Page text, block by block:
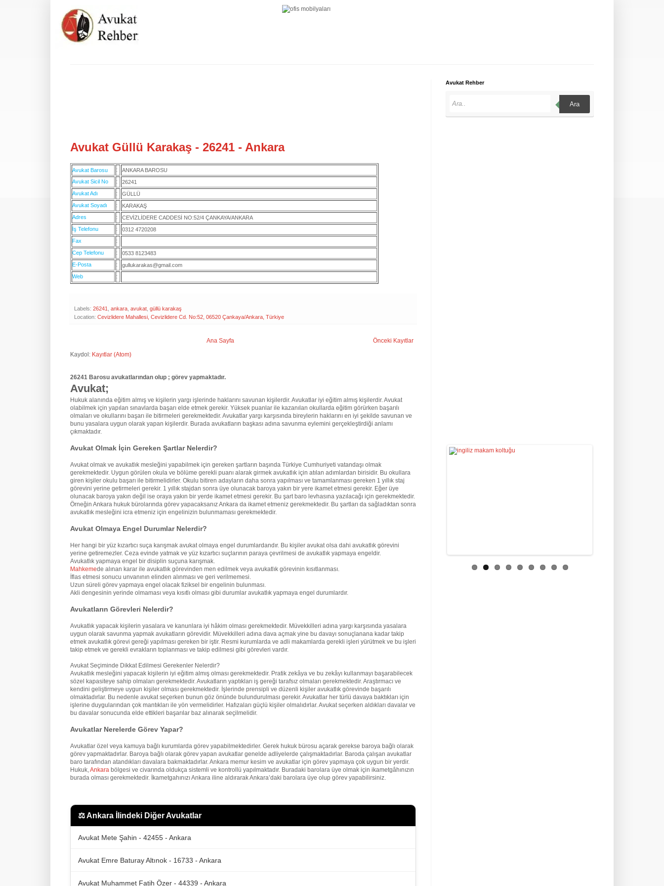
Avukat Güllü Karakaş - 26241 - Ankara
Avukat Barosu :
ANKARA BAROSU
Avukat Sicil No
:
26241
Avukat Adı
:
GÜLLÜ
Avukat Soyadı
:
KARAKAŞ
Adres
:
CEVİZLİDERE CADDESİ NO:52/4 ÇANKAYA/ANKARA
İş Telefonu
:
0312 4720208
Fax
:
Cep Telefonu
:
0533 8123483
E-Posta
:
gullukarakas@gmail.com
Web
:
Labels: 26241 ankara avukat güllü karakaş
Location: Cevizlidere Mahallesi, Cevizlidere Cd. No:52, 06520 Çankaya/Ankara, Türkiye
Önceki Kayıtlar
Ana Sayfa
Kaydol: Kayıtlar (Atom)
26241 Barosu avukatlarından olup ; görev yapmaktadır.
Avukat;
Hukuk alanında eğitim almış ve kişilerin yargı işlerinde haklarını savunan kişilerdir. Avukatlar iyi eğitim almış kişilerdir. Avukat
olabilmek için yapılan sınavlarda başarı elde etmek gerekir. Yüksek puanlar ile kazanılan okullarda eğitim görürken başarılı
olmaları ve okullarını başarı ile bitirmeleri gerekmektedir. Avukatlar yargı karşısında bireylerin haklarını en iyi şekilde savunan ve
bunu yasalara uygun olarak yapan kişilerdir. Burada avukatların başkası adına savunma eylemini gerçekleştirdiği anlamı
çıkmaktadır.
Avukat Olmak İçin Gereken Şartlar Nelerdir?
Avukat olmak ve avukatlık mesleğini yapabilmek için gereken şartların başında Türkiye Cumhuriyeti vatandaşı olmak
gerekmektedir. Uygun görülen okula ve bölüme gerekli puanı alarak girmek avukatlık için atılan adımlardan birisidir. Bu okullara
giren kişiler okulu başarı ile bitirmelidirler. Okulu bitiren adayların daha sonra yapılması ve tamamlanması gereken 1 yıllık staj
görevini yerine getirmeleri gerekir. 1 yıllık stajdan sonra üye olunacak baroya yakın bir yere ikamet etmesi gerekir. Eğer üye
olunacak baroya yakın değil ise oraya yakın bir yerde ikamet etmesi gerekir. Bu şart baro levhasına yazılacağı için gerekmektedir.
Örneğin Ankara hukuk bürolarında görev yapacaksanız Ankara da ikamet etmeniz gerekmektedir. Bu şartları da sağladıktan sonra
avukatlık mesleğini icra etmeniz için engelinizin bulunmaması gerekmektedir.
Avukat Olmaya Engel Durumlar Nelerdir?
Her hangi bir yüz kızartıcı suça karışmak avukat olmaya engel durumlardandır. Bu kişiler avukat olsa dahi avukatlık görevini
yerine getiremezler. Ceza evinde yatmak ve yüz kızartıcı suçlarının paraya çevrilmesi de avukatlık yapmaya engeldir.
Avukatlık yapmaya engel bir disiplin suçuna karışmak.
Mahkemede alınan karar ile avukatlık görevinden men edilmek veya avukatlık görevinin kısıtlanması.
İflas etmesi sonucu unvanının elinden alınması ve geri verilmemesi.
Uzun süreli görev yapmaya engel olacak fiziksel bir engelinin bulunması.
Akli dengesinin yerinde olmaması veya kısıtlı olması gibi durumlar avukatlık yapmaya engel durumlardır.
Avukatların Görevleri Nelerdir?
Avukatlık yapacak kişilerin yasalara ve kanunlara iyi hâkim olması gerekmektedir. Müvekkilleri adına yargı karşısında yasalara
uygun olarak savunma yapmak avukatların görevidir. Müvekkilleri adına dava açmak yine bu davayı sonuçlanana kadar takip
etmek avukatlık görevi gereği yapılması gereken bir iştir. Resmi kurumlarda ve adli makamlarda gerekli işleri yürütmek ve bu işleri
takip etmek ve gerekli evrakların toplanması ve takip edilmesi gibi görevleri vardır.
Avukat Seçiminde Dikkat Edilmesi Gerekenler Nelerdir?
Avukatlık mesleğini yapacak kişilerin iyi eğitim almış olması gerekmektedir. Pratik zekâya ve bu zekâyı kullanmayı başarabilecek
sözel kapasiteye sahip olmaları gerekmektedir. Avukatların yaptıkları iş gereği tarafsız olmaları gerekmektedir. Araştırmacı ve
kendini geliştirmeye uygun kişiler olması gerekmektedir. İşlerinde prensipli ve düzenli kişiler avukatlık görevinde başarılı
olmaktadırlar. Bu nedenle avukat seçerken bunun göz önünde bulundurulması gerekir. Avukatlar her türlü davaya baktıkları için
işlerine duygularından çok mantıkları ile yön vermelidirler. Hafızaları güçlü kişiler olmalıdırlar. Avukat seçerken aldıkları davalar ve
bu davalar sonucunda elde ettikleri başarılar baz alınarak seçilmelidir.
Avukatlar Nerelerde Görev Yapar?
Avukatlar özel veya kamuya bağlı kurumlarda görev yapabilmektedirler. Gerek hukuk bürosu açarak gerekse baroya bağlı olarak
görev yapmaktadırlar. Baroya bağlı olarak görev yapan avukatlar genelde adliyelerde çalışmaktadırlar. Baroda çalışan avukatlar
baro tarafından atandıkları davalara bakmaktadırlar. Ankara memur kesim ve avukatlar için görev yapmaya çok uygun bir yerdir.
Hukuk,Ankara bölgesi ve civarında oldukça sistemli ve kontrollü yapılmaktadır. Buradaki barolara üye olmak için ikametgâhınızın
burada olması gerekmektedir. İkametgahınızı Ankara iline aldırarak Ankara’daki barolara üye olup görev yapabilirsiniz.
⚖️Ankara İlindeki Diğer Avukatlar
Avukat Mete Şahin - 42455 - Ankara
Avukat Emre Baturay Altınok - 16733 - Ankara
Avukat Muhammet Fatih Özer - 44339 - Ankara
Avukat Rehber
Ara